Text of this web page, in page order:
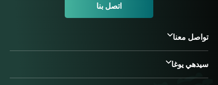
اتصل بنا
تواصل معنا
سيدهي يوغا